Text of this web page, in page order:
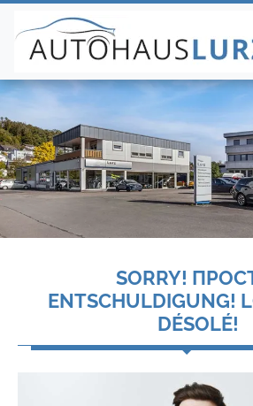
SORRY!
ENTSCHULDIGUNG!
DÉSOLÉ!